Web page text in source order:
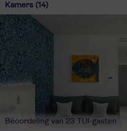
Kamers (14)
Beoordeling van 23 TUI-gasten